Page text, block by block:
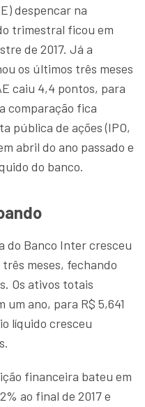
despencar na
trimestral ficou em
de 2017. Já a
os últimos três meses
caiu 4,4 pontos, para
comparação fica
pública de ações (IPO,
abril do ano passado e
do banco.
do Banco Inter cresceu
meses, fechando
Os ativos totais
ano, para R$ 5,641
líquido cresceu
financeira bateu em
ao final de 2017 e